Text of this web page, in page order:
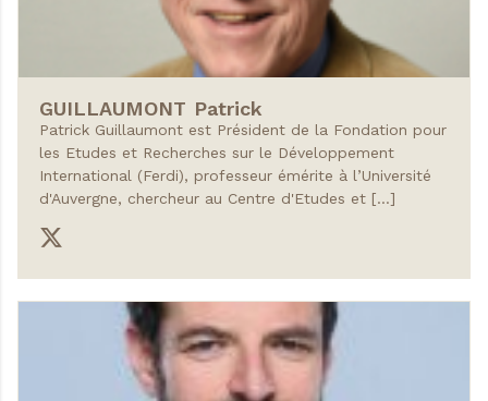
GUILLAUMONT Patrick
Patrick Guillaumont est Président de la Fondation pour
les Etudes et Recherches sur le Développement
International (Ferdi), professeur émérite à l’Université
d'Auvergne, chercheur au Centre d'Etudes et […]